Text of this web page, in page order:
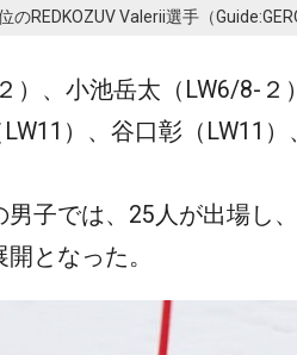
REDKOZUV Valerii選手（
）、小池岳太（LW6/8-２
）、谷口彰（LW11
子では、25人が出場し
となった。